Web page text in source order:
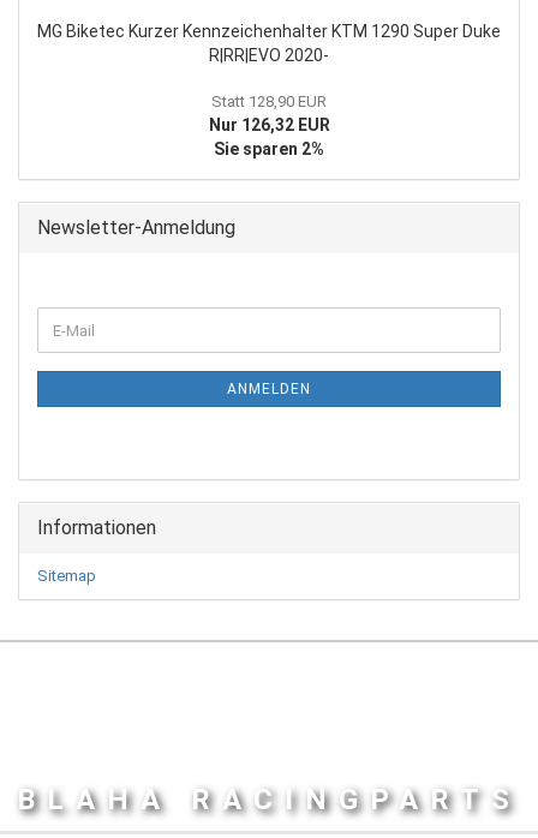
MG Biketec Kurzer Kennzeichenhalter KTM 1290 Super Duke
R|RR|EVO 2020-
Statt 128,90 EUR
Nur 126,32 EUR
Sie sparen 2%
Newsletter-Anmeldung
ZUR
E-
Mail
ANMELDEN
Informationen
Sitemap
BLAHA RACINGPARTS